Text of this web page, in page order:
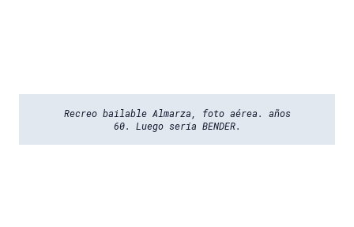
Recreo bailable Almarza, foto aérea. años
60. Luego sería BENDER.